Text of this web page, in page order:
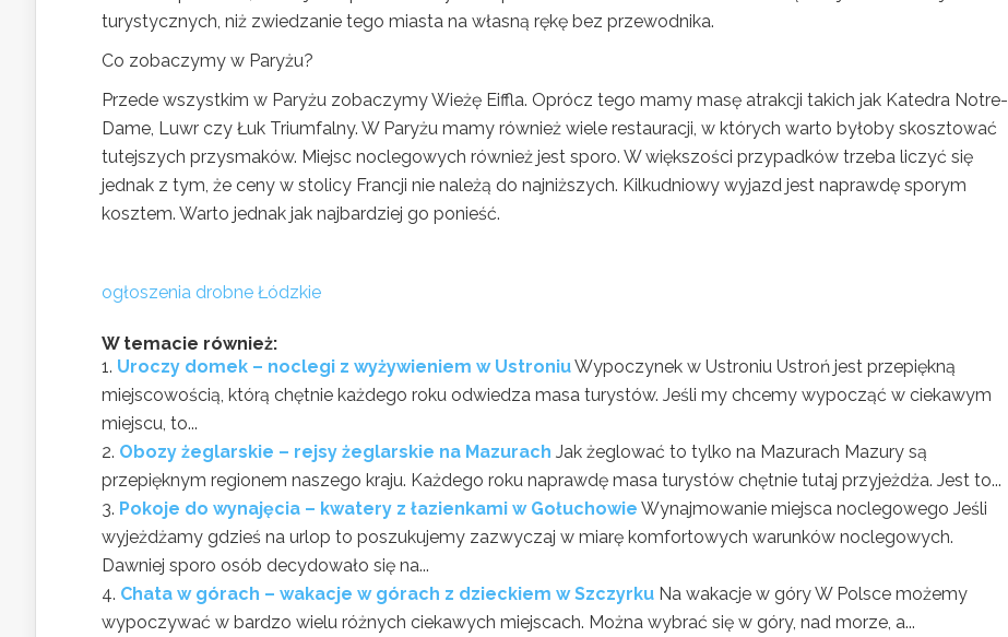
turystycznych, niż zwiedzanie tego miasta na własną rękę bez przewodnika.
Co zobaczymy w Paryżu?
Przede wszystkim w Paryżu zobaczymy Wieżę Eiffla. Oprócz tego mamy masę atrakcji takich jak Katedra Notre-
Dame, Luwr czy Łuk Triumfalny. W Paryżu mamy również wiele restauracji, w których warto byłoby skosztować
tutejszych przysmaków. Miejsc noclegowych również jest sporo. W większości przypadków trzeba liczyć się
jednak z tym, że ceny w stolicy Francji nie należą do najniższych. Kilkudniowy wyjazd jest naprawdę sporym
kosztem. Warto jednak jak najbardziej go ponieść.
ogłoszenia drobne Łódzkie
W temacie również:
Uroczy domek – noclegi z wyżywieniem w UstroniuWypoczynek w Ustroniu Ustroń jest przepiękną
miejscowością, którą chętnie każdego roku odwiedza masa turystów. Jeśli my chcemy wypocząć w ciekawym
miejscu, to...
Obozy żeglarskie – rejsy żeglarskie na Mazurach Jak żeglować to tylko na Mazurach Mazury są
przepięknym regionem naszego kraju. Każdego roku naprawdę masa turystów chętnie tutaj przyjeżdża. Jest to...
Pokoje do wynajęcia – kwatery z łazienkami w Gołuchowie Wynajmowanie miejsca noclegowego Jeśli
wyjeżdżamy gdzieś na urlop to poszukujemy zazwyczaj w miarę komfortowych warunków noclegowych.
Dawniej sporo osób decydowało się na...
Chata w górach – wakacje w górach z dzieckiem w Szczyrku Na wakacje w góry W Polsce możemy
wypoczywać w bardzo wielu różnych ciekawych miejscach. Można wybrać się w góry, nad morze, a...